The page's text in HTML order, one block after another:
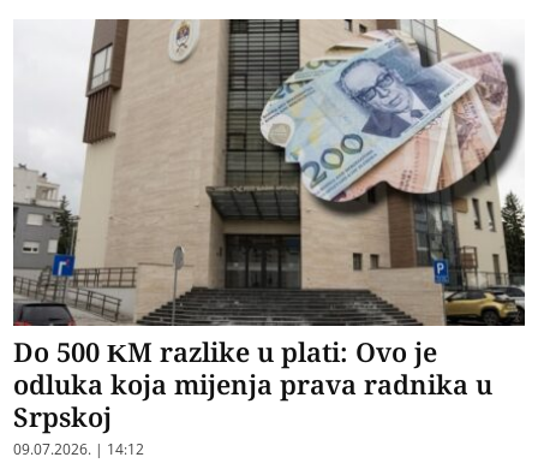
Do 500 KM razlike u plati: Ovo je
odluka koja mijenja prava radnika u
Srpskoj
09.07.2026. | 14:12